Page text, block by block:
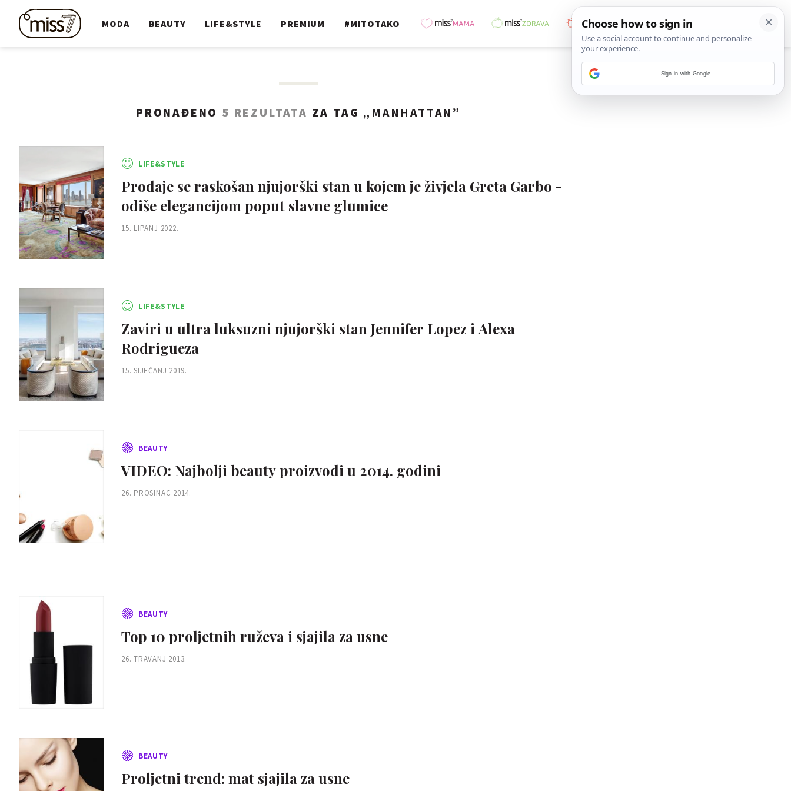
MODA BEAUTY LIFE&STYLE PREMIUM #MITOTAKO
PRONAĐENO 5 REZULTATA ZA TAG „ MANHATTAN ”
LIFE&STYLE
Prodaje se raskošan njujorški stan u kojem je živjela Greta Garbo -
odiše elegancijom poput slavne glumice
15. LIPANJ 2022.
LIFE&STYLE
Zaviri u ultra luksuzni njujorški stan Jennifer Lopez i Alexa
Rodrigueza
15. SIJEČANJ 2019.
BEAUTY
VIDEO: Najbolji beauty proizvodi u 2014. godini
26. PROSINAC 2014.
BEAUTY
Top 10 proljetnih ruževa i sjajila za usne
26. TRAVANJ 2013.
BEAUTY
Proljetni trend: mat sjajila za usne
Sign in with Google